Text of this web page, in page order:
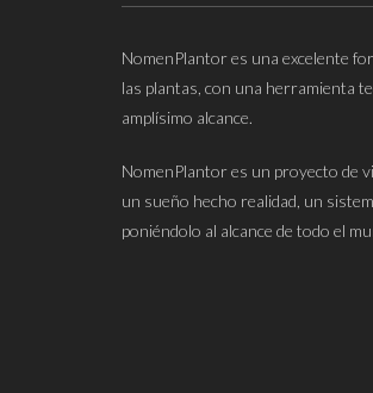
NomenPlantor es una excelente
las plantas, con una herramienta
amplísimo alcance.
NomenPlantor es un proyecto de
un sueño hecho realidad, un
poniéndolo al alcance de todo el